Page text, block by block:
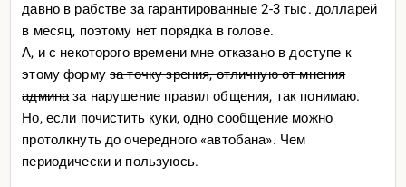
давно в рабстве за гарантированные 2-3 тыс. долларей
в месяц, поэтому нет порядка в голове.
А, и с некоторого времени мне отказано в доступе к
этому формуза точку зрения, отличную от мнения
админаза нарушение правил общения, так понимаю.
Но, если почистить куки, одно сообщение можно
протолкнуть до очередного «автобана». Чем
периодически и пользуюсь.